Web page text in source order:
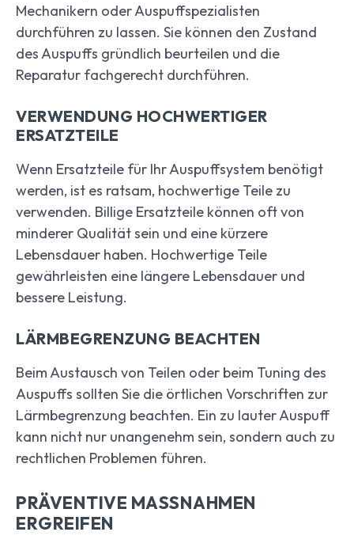
Mechanikern oder Auspuffspezialisten
durchführen zu lassen. Sie können den Zustand
des Auspuffs gründlich beurteilen und die
Reparatur fachgerecht durchführen.
VERWENDUNG HOCHWERTIGER
ERSATZTEILE
Wenn Ersatzteile für Ihr Auspuffsystem benötigt
werden, ist es ratsam, hochwertige Teile zu
verwenden. Billige Ersatzteile können oft von
minderer Qualität sein und eine kürzere
Lebensdauer haben. Hochwertige Teile
gewährleisten eine längere Lebensdauer und
bessere Leistung.
LÄRMBEGRENZUNG BEACHTEN
Beim Austausch von Teilen oder beim Tuning des
Auspuffs sollten Sie die örtlichen Vorschriften zur
Lärmbegrenzung beachten. Ein zu lauter Auspuff
kann nicht nur unangenehm sein, sondern auch zu
rechtlichen Problemen führen.
PRÄVENTIVE MASSNAHMEN E
RGREIFEN